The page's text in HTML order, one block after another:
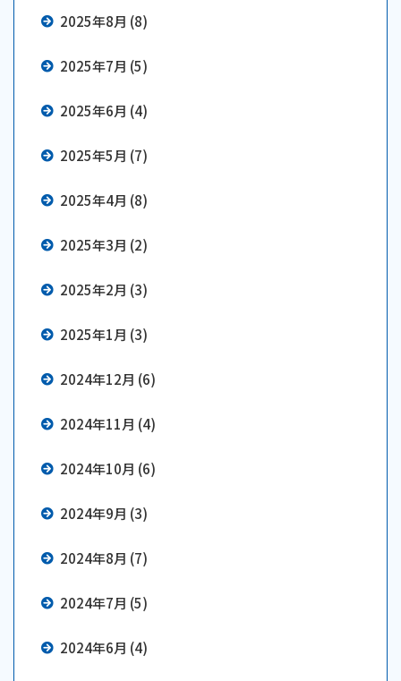
2025年8月 (8)
2025年7月 (5)
2025年6月 (4)
2025年5月 (7)
2025年4月 (8)
2025年3月 (2)
2025年2月 (3)
2025年1月 (3)
2024年12月 (6)
2024年11月 (4)
2024年10月 (6)
2024年9月 (3)
2024年8月 (7)
2024年7月 (5)
2024年6月 (4)